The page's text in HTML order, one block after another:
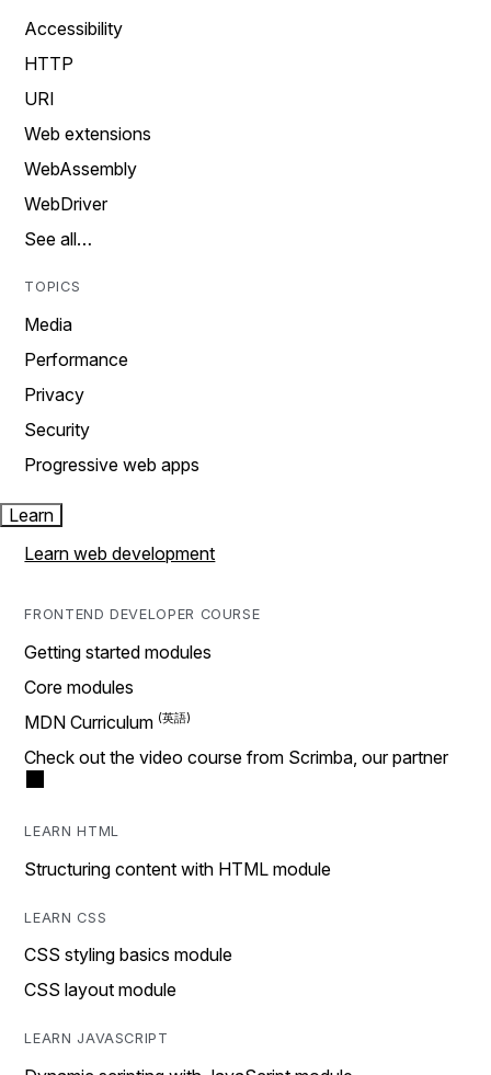
Accessibility
HTTP
URI
Web extensions
WebAssembly
WebDriver
See all…
TOPICS
Media
Performance
Privacy
Security
Progressive web apps
Learn
Learn web development
FRONTEND DEVELOPER COURSE
Getting started modules
Core modules
MDN Curriculum
Check out the video course from Scrimba, our partner
LEARN HTML
Structuring content with HTML module
LEARN CSS
CSS styling basics module
CSS layout module
LEARN JAVASCRIPT